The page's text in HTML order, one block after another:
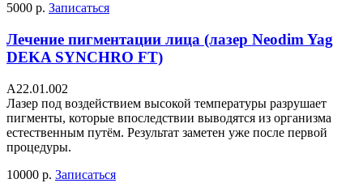
5000 р. Записаться
Лечение пигментации лица (лазер Neodim Yag
DEKA SYNCHRO FT)
А22.01.002
Лазер под воздействием высокой температуры разрушает
пигменты, которые впоследствии выводятся из организма
естественным путём. Результат заметен уже после первой
процедуры.
10000 р. Записаться